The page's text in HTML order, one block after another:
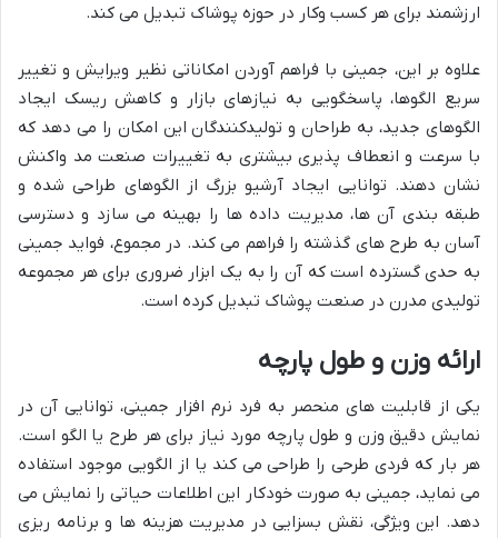
ارزشمند برای هر کسب وکار در حوزه پوشاک تبدیل می کند.
علاوه بر این، جمینی با فراهم آوردن امکاناتی نظیر ویرایش و تغییر
سریع الگوها، پاسخگویی به نیازهای بازار و کاهش ریسک ایجاد
الگوهای جدید، به طراحان و تولیدکنندگان این امکان را می دهد که
با سرعت و انعطاف پذیری بیشتری به تغییرات صنعت مد واکنش
نشان دهند. توانایی ایجاد آرشیو بزرگ از الگوهای طراحی شده و
طبقه بندی آن ها، مدیریت داده ها را بهینه می سازد و دسترسی
آسان به طرح های گذشته را فراهم می کند. در مجموع، فواید جمینی
به حدی گسترده است که آن را به یک ابزار ضروری برای هر مجموعه
تولیدی مدرن در صنعت پوشاک تبدیل کرده است.
ارائه وزن و طول پارچه
یکی از قابلیت های منحصر به فرد نرم افزار جمینی، توانایی آن در
نمایش دقیق وزن و طول پارچه مورد نیاز برای هر طرح یا الگو است.
هر بار که فردی طرحی را طراحی می کند یا از الگویی موجود استفاده
می نماید، جمینی به صورت خودکار این اطلاعات حیاتی را نمایش می
دهد. این ویژگی، نقش بسزایی در مدیریت هزینه ها و برنامه ریزی